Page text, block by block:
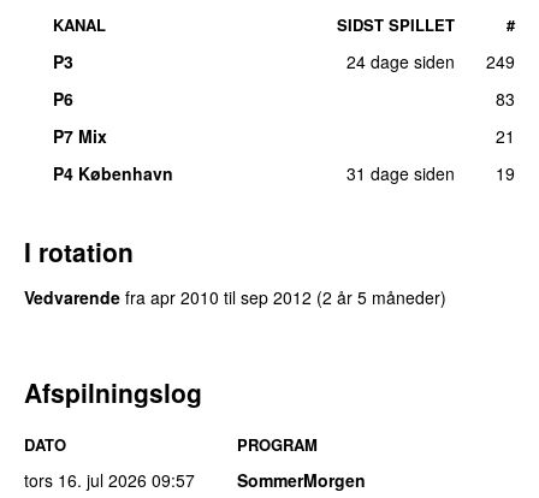
KANAL SIDST SPILLET #
P3 24 dage siden
249
P6
83
P7 Mix
21
P4 København
31 dage siden 19
I rotation
Vedvarende fra apr 2010 til sep 2012 (2 år 5 måneder)
Afspilningslog
DATO PROGRAM
tors 16. jul 2026 09:57
SommerMorgen